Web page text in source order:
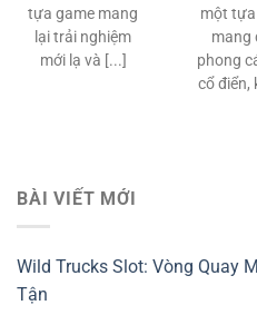
tựa game mang
lại trải nghiệm
mới lạ và [...]
một
mang
phong
cổ điển,
BÀI VIẾT MỚI
Wild Trucks Slot: Vòng Quay
Tận